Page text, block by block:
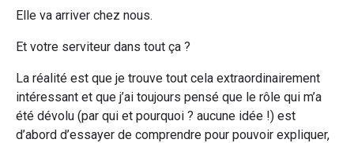
Elle va arriver chez nous.
Et votre serviteur dans tout ça ?
La réalité est que je trouve tout cela extraordinairement
intéressant et que j’ai toujours pensé que le rôle qui m’a
été dévolu (par qui et pourquoi ? aucune idée !) est
d’abord d’essayer de comprendre pour pouvoir expliquer,